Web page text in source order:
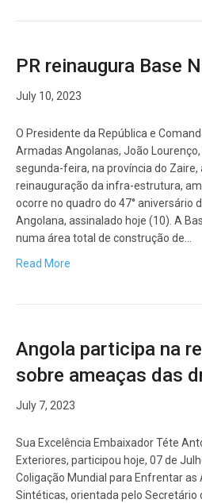
PR reinaugura Base
July 10, 2023
O Presidente da República e
Armadas Angolanas, João
segunda-feira, na província do Zaire,
reinauguração da infra-estrutura,
ocorre no quadro do 47° aniversário
Angolana, assinalado hoje (10). A
numa área total de construção de…
Read More
Angola participa na
sobre ameaças das
July 7, 2023
Sua Excelência Embaixador Téte
Exteriores, participou hoje, 07 de
Coligação Mundial para Enfrentar as
Sintéticas, orientada pelo Secretário